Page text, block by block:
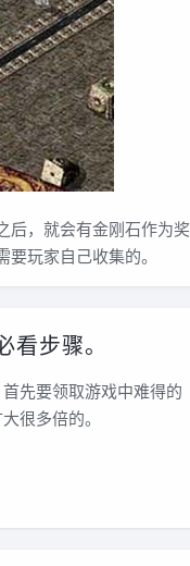
，就会有金刚石作为奖
玩家自己收集的。
步骤。
先要领取游戏中难得的
很多倍的。